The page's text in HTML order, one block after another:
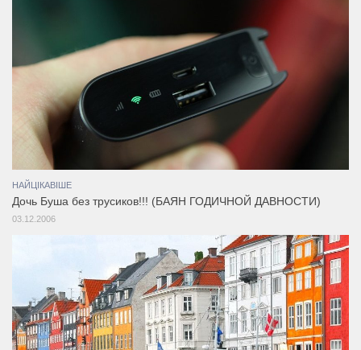
НАЙЦІКАВІШЕ
Дочь Буша без трусиков!!! (БАЯН ГОДИЧНОЙ ДАВНОСТИ)
03.12.2006